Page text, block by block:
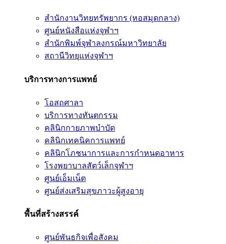
สำนักงานวิทยทรัพยากร (หอสมุดกลาง)
ศูนย์หนังสือแห่งจุฬาฯ
สำนักพิมพ์จุฬาลงกรณ์มหาวิทยาลัย
สถานีวิทยุแห่งจุฬาฯ
บริการทางการแพทย์
โอสถศาลา
บริการทางทันตกรรม
คลินิกกายภาพบำบัด
คลินิกเทคนิคการแพทย์
คลินิกโภชนาการและการกำหนดอาหาร
โรงพยาบาลสัตว์เล็กจุฬาฯ
ศูนย์เอ็มเน็ต
ศูนย์ส่งเสริมสุขภาวะผู้สูงอายุ
พื้นที่สร้างสรรค์
ศูนย์พันธกิจเพื่อสังคม